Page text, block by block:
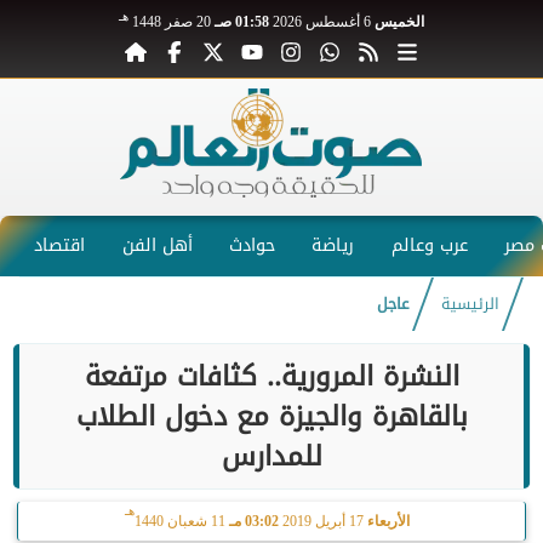
الخميس 01:58 صـ 20 صفر 1448 هـ
عرب وعالم رياضة حوادث أهل الفن اقتصاد
الرئيسية عاجل
النشرة المرورية.. كثافات مرتفعة
بالقاهرة والجيزة مع دخول الطلاب
للمدارس
الأربعاء 17 أبريل 2019 03:02 مـ 11 شعبان 1440
هـ